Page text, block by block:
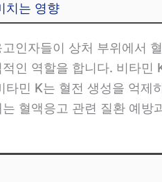
치는 영향
인자들이 상처 부위에서
인 역할을 합니다. 비타
타민 K는 혈전 생성을 억
혈액응고 관련 질환 예방